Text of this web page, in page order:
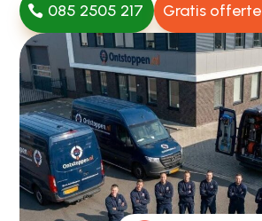
085 2505 217 Gratis offerte